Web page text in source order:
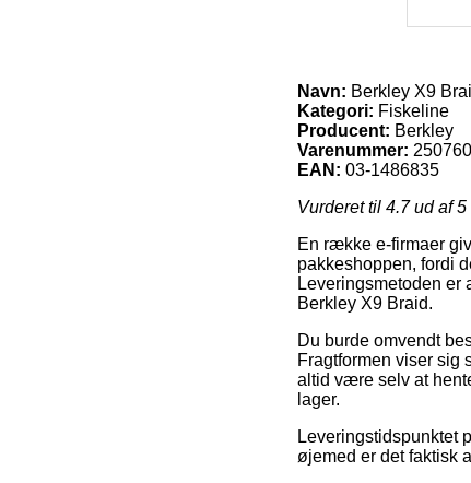
Navn: Berkley X9
Kategori: Fiskeline
Producent: Berkley
Varenummer:
EAN: 03-1486835
Vurderet til 4.7ud af 5
En række e-firmaer
pakkeshoppen, fordi
Leveringsmetoden er
Berkley X9 Braid.
Du burde omvendt
Fragtformen viser sig
altid være selv at
lager.
Leveringstidspunktet
øjemed er det faktisk